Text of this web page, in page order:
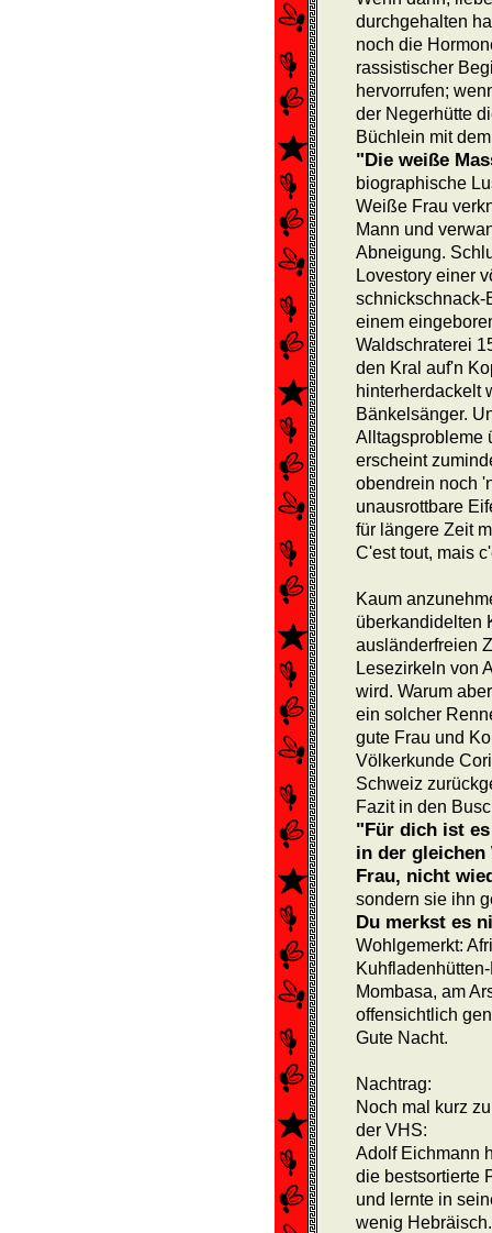
durchgehalten
noch die
rassistischer
hervorrufen;
der Neger­hütte
Büchlein mit
"Die weiße
biographische
Weiße Frau
Mann und
Abneigung.
Lovestory einer
schnickschnack-
einem
Waldschraterei
den Kral auf'n
hinterherdackelt
Bänkelsänger.
Alltagsprobleme
erscheint
obendrein noch
unausrottbare
für län­gere Zeit
C'est tout, mais
Kaum
über­kandi­delten
ausländerfreien
Lesezirkeln von
wird. Warum
ein solcher
gute Frau und
Völkerkunde
Schweiz
Fazit in den
"Für dich ist
in der gleichen
Frau, nicht
sondern sie ihn
Du merkst es
Wohlgemerkt:
Mombasa, am
offensichtlich
Gute Nacht.
Nachtrag:
Noch mal kurz
der VHS:
Adolf Eichmann
die best­sortierte
und lernte in
wenig Hebräisch.